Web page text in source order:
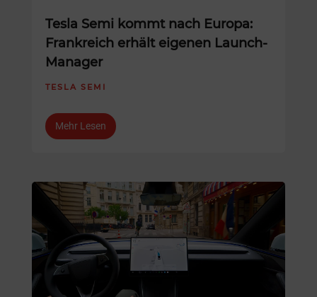
Tesla Semi kommt nach Europa:
Frankreich erhält eigenen Launch-
Manager
TESLA SEMI
Mehr Lesen